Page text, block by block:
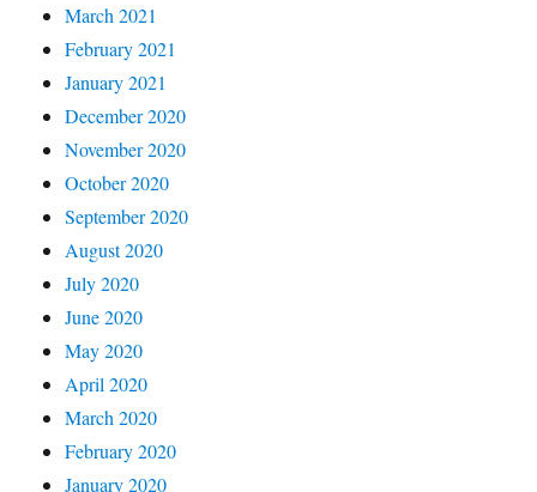
March 2021
February 2021
January 2021
December 2020
November 2020
October 2020
September 2020
August 2020
July 2020
June 2020
May 2020
April 2020
March 2020
February 2020
January 2020